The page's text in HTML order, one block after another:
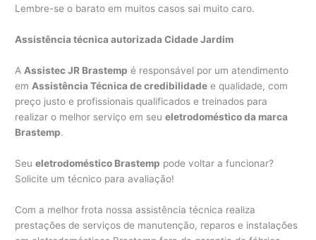
Lembre-se o barato em muitos casos sai muito caro.
Assistência técnica autorizada Cidade Jardim
A Assistec JR Brastemp é responsável por um atendimento
em Assistência Técnica de credibilidade e qualidade, com
preço justo e profissionais qualificados e treinados para
realizar o melhor serviço em seueletrodoméstico da marca
Brastemp.
Seueletrodoméstico Brastemp pode voltar a funcionar?
Solicite um técnico para avaliação!
Com a melhor frota nossa assistência técnica realiza
prestações de serviços de manutenção, reparos e instalações